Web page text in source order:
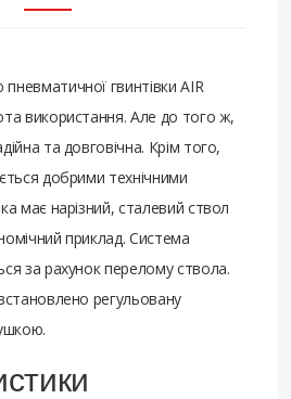
гвинтівки AIR
використання. Але до того ж,
та довговічна. Крім того,
добрими технічними
має нарізний, сталевий ствол
приклад. Система
за рахунок перелому ствола.
регульовану